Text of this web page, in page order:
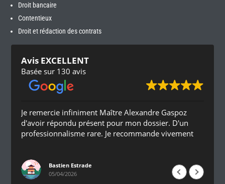
Droit bancaire
Contentieux
Droit et rédaction des contrats
Avis EXCELLENT
Basée sur 130 avis
Je remercie infiniment Maître Alexandre Gaspoz
d'avoir répondu présent pour mon dossier. D'un
professionnalisme rare. Je recommande vivement
Bastien Estrade
05/04/2026